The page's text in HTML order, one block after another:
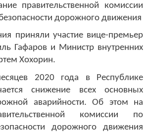
правительственной комиссии
дорожного движения
приняли участие вице-премьер
Гафаров и Министр внутренних
Хохорин.
2020 года в Республике
снижение всех основных
аварийности. Об этом на
комиссии по
дорожного движения